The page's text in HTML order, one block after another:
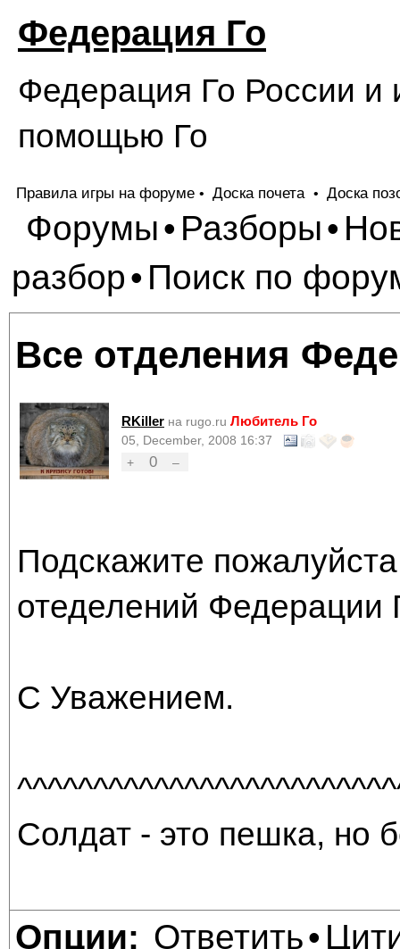
Федерация Го
Федерация Го России и
помощью Го
Правила игры на форуме • Доска почета • Доска
Форумы• Разборы•
разбор• Поиск по
Все отделения
RKiller на rugo.ru Любитель Го
05, December, 2008 16:37
+
0 –
Подскажите
отеделений Федерации
С Уважением.
Солдат - это пешка, но
Опции: Ответить•